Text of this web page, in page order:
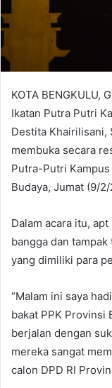
KOTA BENGKULU,
Ikatan Putra Putri
Destita Khairilisani,
membuka secara
Putra-Putri
Budaya, Jumat (9/
Dalam acara itu,
bangga dan
yang dimiliki para
“Malam ini saya
bakat PPK Provinsi
berjalan dengan
mereka sangat
calon DPD RI